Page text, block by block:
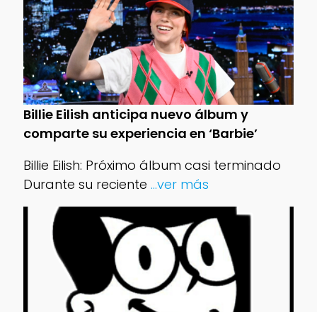
Billie Eilish anticipa nuevo álbum y
comparte su experiencia en ‘Barbie’
Billie Eilish: Próximo álbum casi terminado
Durante su reciente ...ver más